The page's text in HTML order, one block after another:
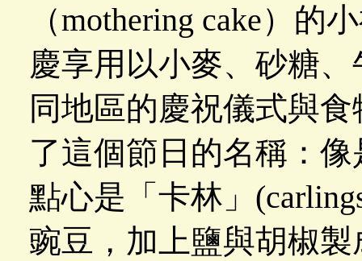
（mothering cake）
慶享用以小麥、砂糖
同地區的慶祝儀式與
了這個節日的名稱：
點心是「卡林」
豌豆，加上鹽與胡椒